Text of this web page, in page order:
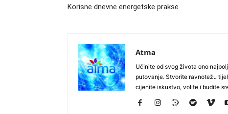
Korisne dnevne energetske prakse
Atma
Učinite od svog života ono
putovanje. Stvorite ravnotežu
cijenite iskustvo, volite i budite